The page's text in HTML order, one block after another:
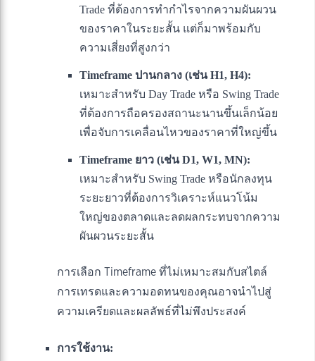
Trade ที่ต้องการทำกำไรจากความผันผวน
ของราคาในระยะสั้น แต่ก็มาพร้อมกับ
ความเสี่ยงที่สูงกว่า
Timeframe ปานกลาง (เช่น H1, H4):
เหมาะสำหรับ Day Trade หรือ Swing Trade
ที่ต้องการถือครองสถานะนานขึ้นเล็กน้อย
เพื่อจับการเคลื่อนไหวของราคาที่ใหญ่ขึ้น
Timeframe ยาว (เช่น D1, W1, MN):
เหมาะสำหรับ Swing Trade หรือนักลงทุน
ระยะยาวที่ต้องการวิเคราะห์แนวโน้ม
ใหญ่ของตลาดและลดผลกระทบจากความ
ผันผวนระยะสั้น
การเลือก Timeframe ที่ไม่เหมาะสมกับสไตล์
การเทรดและความอดทนของคุณอาจนำไปสู่
ความเครียดและผลลัพธ์ที่ไม่พึงประสงค์
การใช้งาน: